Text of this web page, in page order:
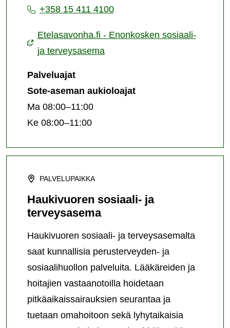
terveysasema
+358 15 411 4100
Etelasavonha.fi - Enonkosken sosiaali-
ja terveysasema
Palveluajat
Sote-aseman aukioloajat
Ma 08:00–11:00
Ke 08:00–11:00
PALVELUPAIKKA
Haukivuoren sosiaali- ja
terveysasema
Haukivuoren sosiaali- ja terveysasemalta
saat kunnallisia perusterveyden- ja
sosiaalihuollon palveluita. Lääkäreiden ja
hoitajien vastaanotoilla hoidetaan
pitkäaikaissairauksien seurantaa ja
tuetaan omahoitoon sekä lyhytaikaisia